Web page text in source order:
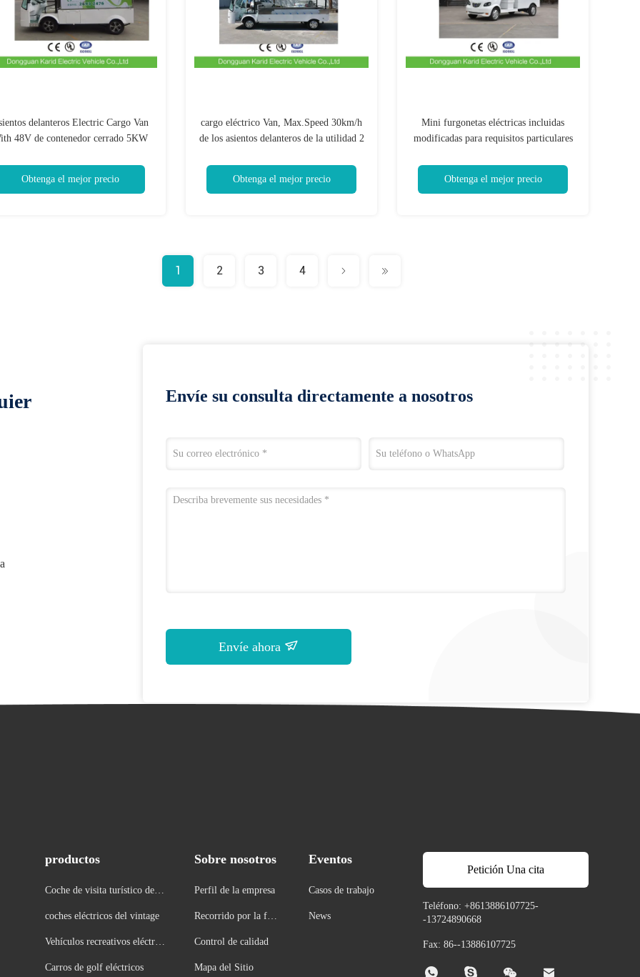
delanteros Electric Cargo Van
48V de contenedor cerrado 5KW
Obtenga el mejor precio
cargo eléctrico Van, Max.Speed 30km/h
de los asientos delanteros de la utilidad 2
Obtenga el mejor precio
Mini furgonetas eléctricas incluidas
modificadas para requisitos particulares
Obtenga el mejor precio
1 2 3 4
Envíe su consulta directamente a nosotros
Envíe ahora
productos
Coche de visita turístico de e
coches eléctricos del vintage
Vehículos recreativos eléctric
Carros de golf eléctricos
Sobre nosotros
Perfil de la empresa
Recorrido por la fábr
Control de calidad
Mapa del Sitio
Eventos
Casos de trabajo
News
Petición Una cita
Teléfono: +8613886107725-
-13724890668
Fax: 86--13886107725
   